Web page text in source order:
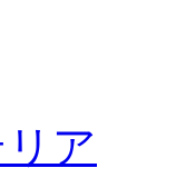
ア